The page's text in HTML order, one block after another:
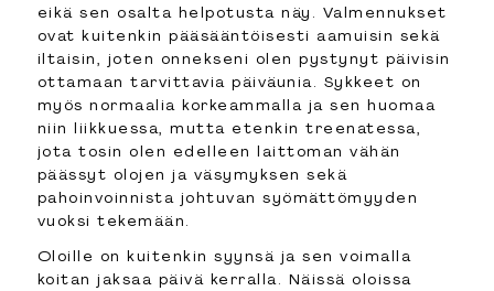
eikä sen osalta helpotusta näy. Valmennukset
ovat kuitenkin pääsääntöisesti aamuisin sekä
iltaisin, joten onnekseni olen pystynyt päivisin
ottamaan tarvittavia päiväunia. Sykkeet on
myös normaalia korkeammalla ja sen huomaa
niin liikkuessa, mutta etenkin treenatessa,
jota tosin olen edelleen laittoman vähän
päässyt olojen ja väsymyksen sekä
pahoinvoinnista johtuvan syömättömyyden
vuoksi tekemään.
Oloille on kuitenkin syynsä ja sen voimalla
koitan jaksaa päivä kerralla. Näissä oloissa